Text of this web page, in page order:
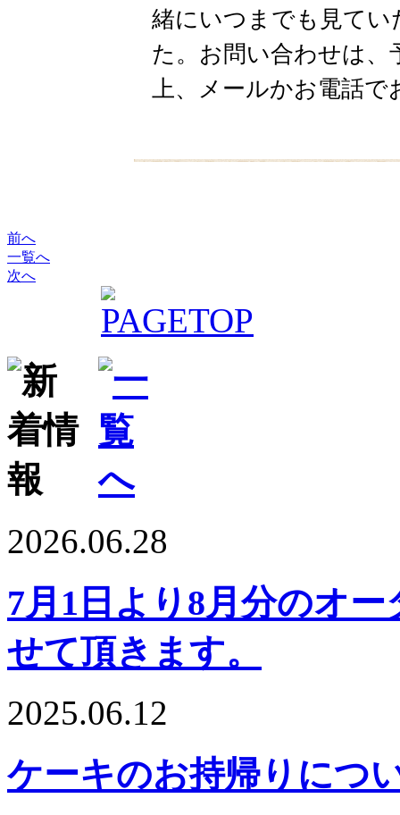
緒にいつまでも見て
た。お問い合わせは、
上、メールかお電話
前へ
一覧へ
次へ
2026.06.28
7月1日より8月分のオ
せて頂きます。
2025.06.12
ケーキのお持帰りにつ